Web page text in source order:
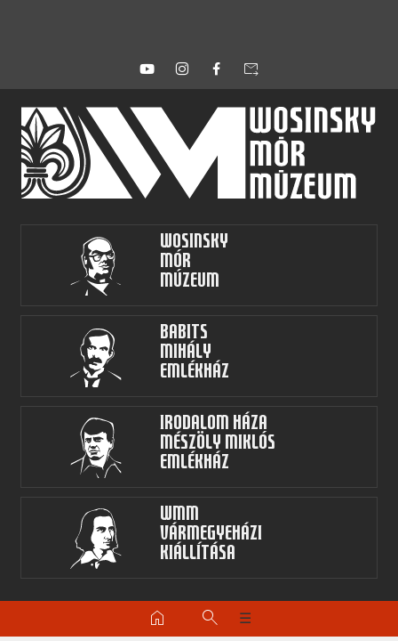
forward_to_inbox
Wosinsky
Mór
Múzeum
Babits
Mihály
Emlékház
Irodalom Háza
Mészöly Miklós
Emlékház
WMM
Vármegyeházi
kiállítása
home search ☰